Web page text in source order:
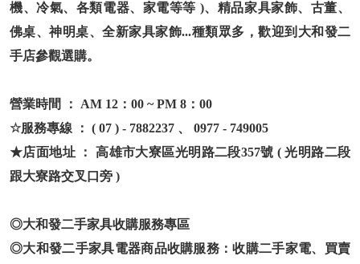
機、冷氣、各類電器、家電等等 )、精品家具家飾、古董、
佛桌、神明桌、全新家具家飾...種類眾多，歡迎到大和發二
手店參觀選購。
營業時間 ： AM 12：00 ~ PM 8：00
☆服務專線 ： ( 07 ) - 7882237 、 0977 - 749005
★店面地址 ： 高雄市大寮區光明路二段357號 ( 光明路二段
跟大寮路交叉口旁 )
◎大和發二手家具收購服務專區
◎大和發二手家具電器商品收購服務：收購二手家電、買賣